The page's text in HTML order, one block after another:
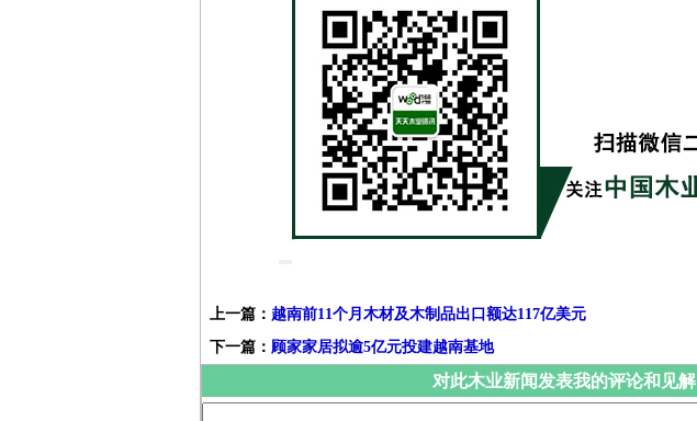
上一篇： 越南前11个月木材及木制品出口额达117亿美元
下一篇： 顾家家居拟逾5亿元投建越南基地
对此木业新闻发表我的评论和见解